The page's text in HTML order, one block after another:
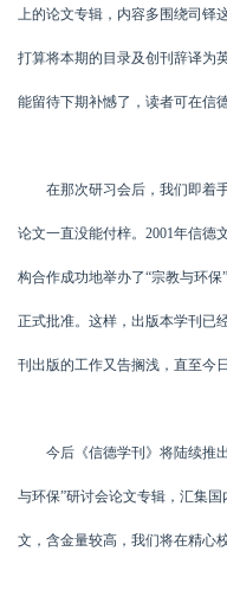
上的论文专辑，内容多围绕司铎
打算将本期的目录及创刊辞译为
能留待下期补憾了，读者可在信
在那次研习会后，我们即着手
论文一直没能付梓。2001年信德
构合作成功地举办了“宗教与环
正式批准。这样，出版本学刊已
刊出版的工作又告搁浅，直至今
今后《信德学刊》将陆续推出
与环保”研讨会论文专辑，汇集
文，含金量较高，我们将在精心